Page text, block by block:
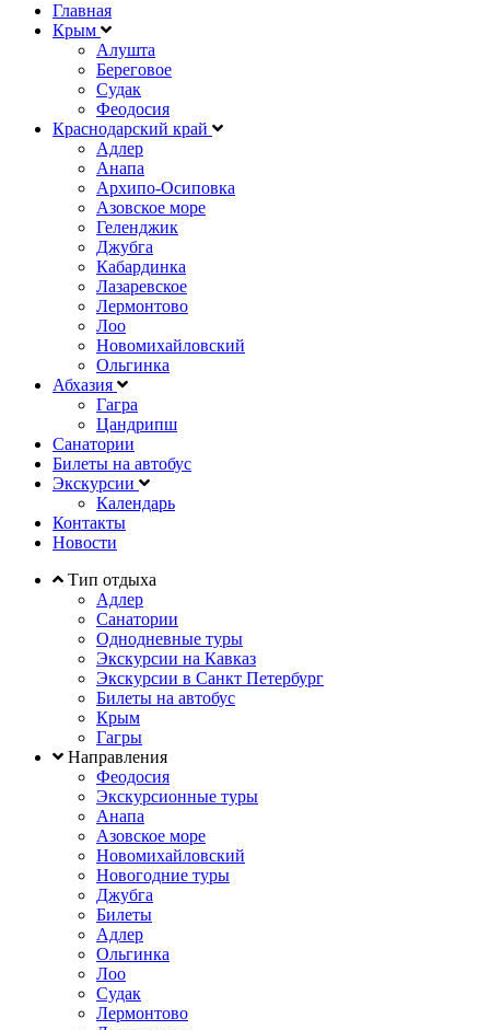
Главная
Крым
Алушта
Береговое
Судак
Феодосия
Краснодарский край
Адлер
Анапа
Архипо-Осиповка
Азовское море
Геленджик
Джубга
Кабардинка
Лазаревское
Лермонтово
Лоо
Новомихайловский
Ольгинка
Абхазия
Гагра
Цандрипш
Санатории
Билеты на автобус
Экскурсии
Календарь
Контакты
Новости
Тип отдыха
Адлер
Санатории
Однодневные туры
Экскурсии на Кавказ
Экскурсии в Санкт Петербург
Билеты на автобус
Крым
Гагры
Направления
Феодосия
Экскурсионные туры
Анапа
Азовское море
Новомихайловский
Новогодние туры
Джубга
Билеты
Адлер
Ольгинка
Лоо
Судак
Лермонтово